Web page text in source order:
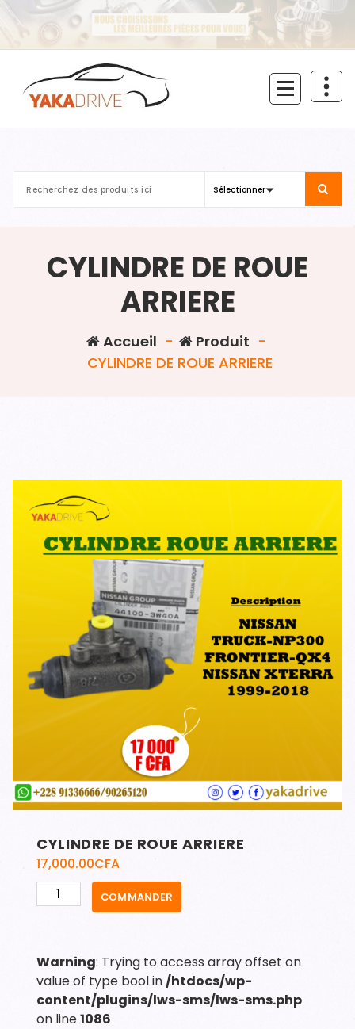
Aller
contenu
CYLINDRE DE ROUE
ARRIERE
Accueil - Produit -
CYLINDRE DE ROUE ARRIERE
CYLINDRE DE ROUE ARRIERE
17,000.00CFA
quantité
de
ROUE
ARRIERE
COMMANDER
Warning: Trying to access array offset on
value of type bool in/htdocs/wp-
content/plugins/lws-sms/lws-sms.php
on line1086